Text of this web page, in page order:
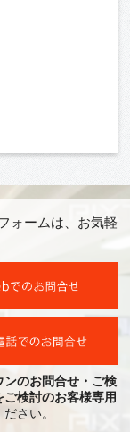
ォームは、お気軽
のお問合せ・ご検
検討のお客様専用
さい。